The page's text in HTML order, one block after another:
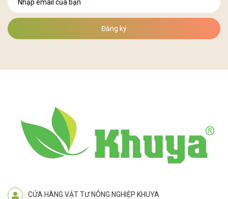
Đăng ký
CỬA HÀNG VẬT TƯ NÔNG NGHIỆP KHUYA